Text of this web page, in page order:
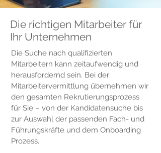
Die richtigen Mitarbeiter für
Ihr Unternehmen
Die Suche nach qualifizierten
Mitarbeitern kann zeitaufwendig und
herausfordernd sein. Bei der
Mitarbeitervermittlung übernehmen wir
den gesamten Rekrutierungsprozess
für Sie – von der Kandidatensuche bis
zur Auswahl der passenden Fach- und
Führungskräfte und dem Onboarding
Prozess.